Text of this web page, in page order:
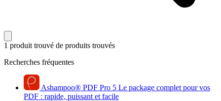
1 produit trouvé de produits trouvés
Recherches fréquentes
Ashampoo® PDF Pro 5 Le package complet pour vos
PDF : rapide, puissant et facile